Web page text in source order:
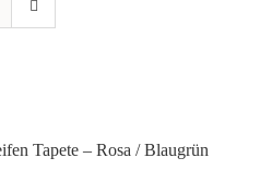
Tapete – Rosa / Blaugrün